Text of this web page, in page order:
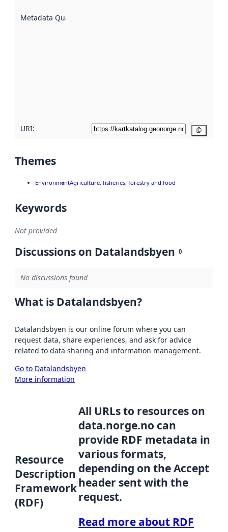
Metadata Quality
URI:
Themes
EnvironmentAgriculture, fisheries, forestry and food
Keywords
Not provided
Discussions on Datalandsbyen 0
No discussions found
What is Datalandsbyen?
Datalandsbyen is our online forum where you can
request data, share experiences, and ask for advice
related to data sharing and information management.
Go to Datalandsbyen
More information
Resource
Description
Framework
(RDF)
All URLs to resources on
data.norge.no can
provide RDF metadata in
various formats,
depending on the Accept
header sent with the
request.
Read more about RDF